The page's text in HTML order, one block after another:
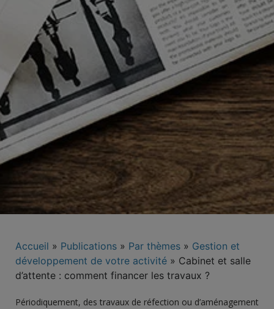
Accueil » Publications » Par thèmes » Gestion et
développement de votre activité » Cabinet et salle
d’attente : comment financer les travaux ?
Périodiquement, des travaux de réfection ou d’aménagement